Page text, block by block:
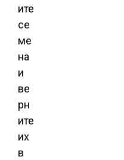
ите
се
ме
на
и
ве
рн
ите
их
в